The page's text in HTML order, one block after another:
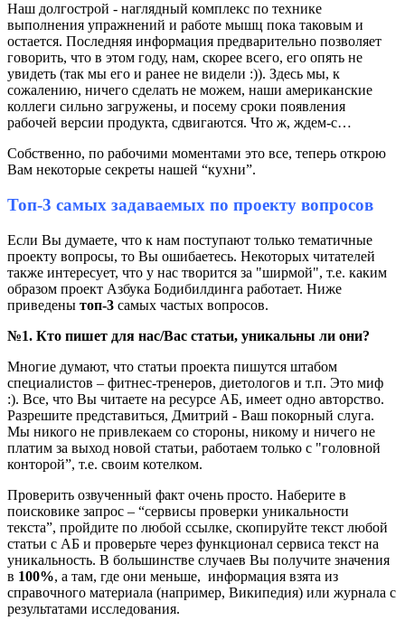
Наш долгострой - наглядный комплекс по технике
выполнения упражнений и работе мышц пока таковым и
остается. Последняя информация предварительно позволяет
говорить, что в этом году, нам, скорее всего, его опять не
увидеть (так мы его и ранее не видели :)). Здесь мы, к
сожалению, ничего сделать не можем, наши американские
коллеги сильно загружены, и посему сроки появления
рабочей версии продукта, сдвигаются. Что ж, ждем-с…
Собственно, по рабочими моментами это все, теперь открою
Вам некоторые секреты нашей “кухни”.
Топ-3 самых задаваемых по проекту вопросов
Если Вы думаете, что к нам поступают только тематичные
проекту вопросы, то Вы ошибаетесь. Некоторых читателей
также интересует, что у нас творится за "ширмой", т.е. каким
образом проект Азбука Бодибилдинга работает. Ниже
приведены топ-3 самых частых вопросов.
№1. Кто пишет для нас/Вас статьи, уникальны ли они?
Многие думают, что статьи проекта пишутся штабом
специалистов – фитнес-тренеров, диетологов и т.п. Это миф
:). Все, что Вы читаете на ресурсе АБ, имеет одно авторство.
Разрешите представиться, Дмитрий - Ваш покорный слуга.
Мы никого не привлекаем со стороны, никому и ничего не
платим за выход новой статьи, работаем только с "головной
конторой”, т.е. своим котелком.
Проверить озвученный факт очень просто. Наберите в
поисковике запрос – “сервисы проверки уникальности
текста”, пройдите по любой ссылке, скопируйте текст любой
статьи с АБ и проверьте через функционал сервиса текст на
уникальность. В большинстве случаев Вы получите значения
в 100%, а там, где они меньше, информация взята из
справочного материала (например, Википедия) или журнала с
результатами исследования.